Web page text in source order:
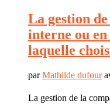
La gestion
interne ou
laquelle
parMathilde dufour
La gestion de la